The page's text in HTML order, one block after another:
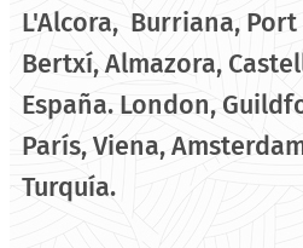
L'Alcora, Burriana,
Bertxí, Almazora,
España. London,
París, Viena,
Turquía.